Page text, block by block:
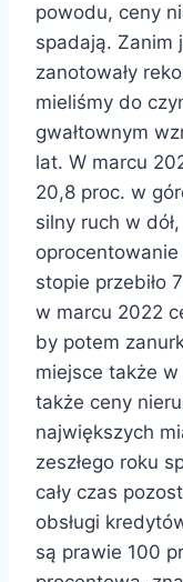
powodu, ceny
spadają. Zanim
zanotowały
mieliśmy do
gwałtownym
lat. W marcu
20,8 proc. w
silny ruch w
stopie przebiło
w marcu 2022
by potem
miejsce także
także ceny
największych
zeszłego roku
cały czas
obsługi
są prawie 100